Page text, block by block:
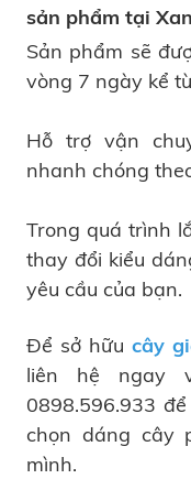
sản phẩm tại
Sản phẩm sẽ
vòng 7 ngày kể
Hỗ trợ vận
nhanh chóng
Trong quá trình
thay đổi kiểu
yêu cầu của bạn.
Để sở hữu cây
liên hệ ngay
0898.596.933
chọn dáng cây
mình.